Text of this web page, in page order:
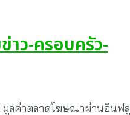
าว-ครอบครัว-
มูลค่าตลาดโฆษณาผ่านอินฟลู